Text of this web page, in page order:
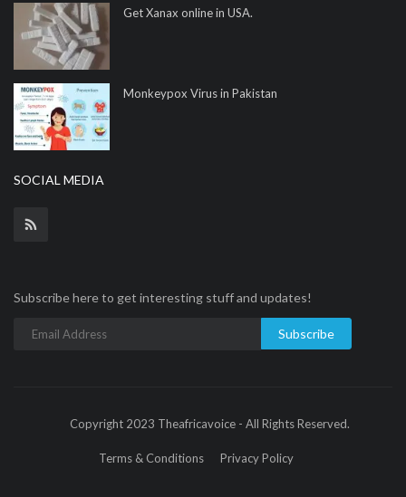
Get Xanax online in USA.
Monkeypox Virus in Pakistan
SOCIAL MEDIA
Subscribe here to get interesting stuff and updates!
Subscribe
Copyright 2023 Theafricavoice - All Rights Reserved.
Terms & Conditions Privacy Policy